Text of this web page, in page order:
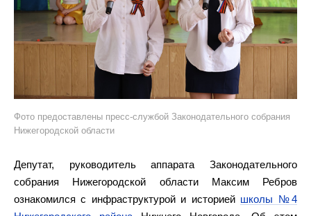
Фото предоставлены пресс-службой Законодательного собрания
Нижегородской области
Депутат, руководитель аппарата Законодательного
собрания Нижегородской области Максим Ребров
ознакомился с инфраструктурой и историей школы №4